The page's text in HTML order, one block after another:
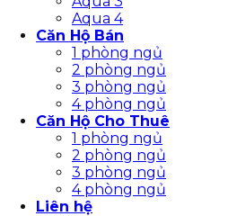
Aqua 4
Căn Hộ Bán
1 phòng ngủ
2 phòng ngủ
3 phòng ngủ
4 phòng ngủ
Căn Hộ Cho Thuê
1 phòng ngủ
2 phòng ngủ
3 phòng ngủ
4 phòng ngủ
Liên hệ